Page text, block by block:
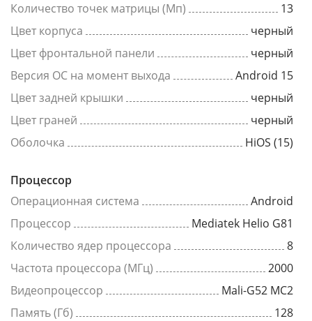
Количество точек матрицы (Мп)
13
Цвет корпуса
черный
Цвет фронтальной панели
черный
Версия ОС на момент выхода
Android 15
Цвет задней крышки
черный
Цвет граней
черный
Оболочка
HiOS (15)
Процессор
Операционная система
Android
Процессор
Mediatek Helio G81
Количество ядер процессора
8
Частота процессора (МГц)
2000
Видеопроцессор
Mali-G52 MC2
Память (Гб)
128